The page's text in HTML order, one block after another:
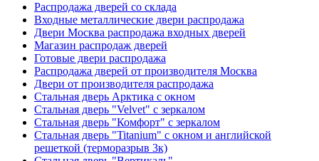
Распродажа дверей со склада
Входные металлические двери распродажа
Двери Москва распродажа входных дверей
Магазин распродаж дверей
Готовые двери распродажа
Распродажа дверей от производителя Москва
Двери от производителя распродажа
Стальная дверь Арктика с окном
Стальная дверь "Velvet" с зеркалом
Стальная дверь "Комфорт" с зеркалом
Стальная дверь "Titanium" с окном и английской
решеткой (терморазрыв 3к)